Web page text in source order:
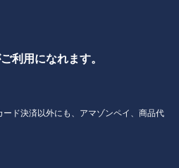
利用になれます。
ド決済以外にも、アマゾンペイ、商品代